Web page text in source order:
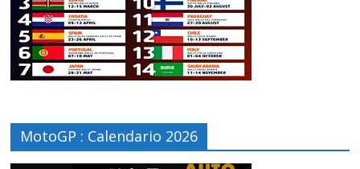
MotoGP : Calendario 2026